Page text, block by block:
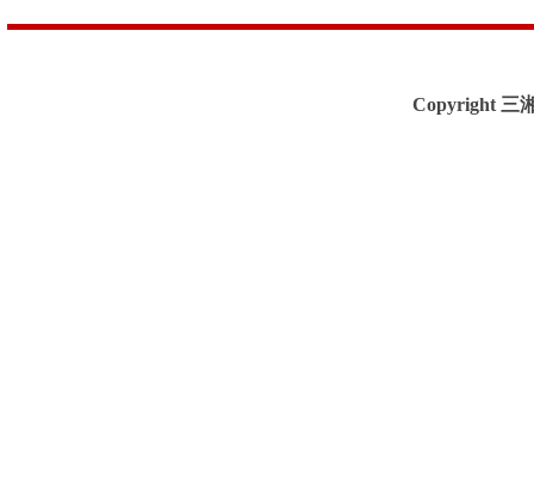
Copyright 三